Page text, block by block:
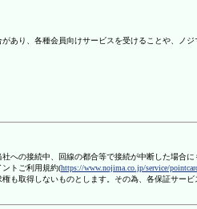
り、各種会員向けサービスを受けることや、ノ
の接続中、回線の都合等で接続が中断した場合に
トご利用規約(https://www.nojima.co.jp/service/
取得しないものとします。その為、各保証サ